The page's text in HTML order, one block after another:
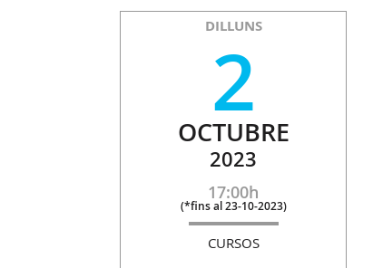
DILLUNS
2
OCTUBRE
2023
17:00h
(*fins al 23-10-2023)
CURSOS